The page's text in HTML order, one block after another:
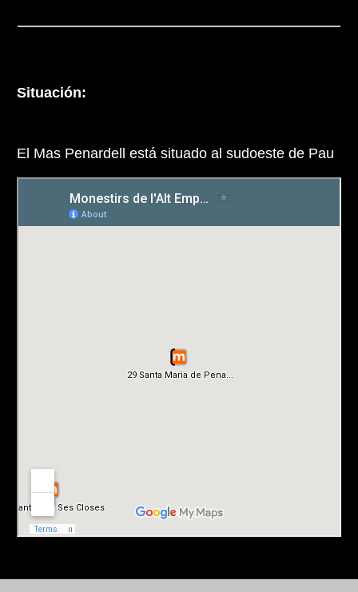
Situación:
El Mas Penardell está situado al sudoeste de Pau